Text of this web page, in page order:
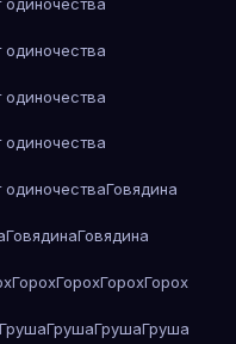
Говядина
ГовядинаГовядина
ГорохГорохГорохГорох
ГрушаГрушаГрушаГруша